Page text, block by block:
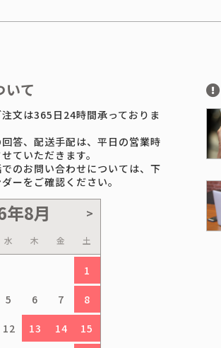
いて
文は365日24時間承っておりま
答、配送手配は、平日の営業時
ていただきます。
のお問い合わせについては、下
ーをご確認ください。
水 木 金 土
1
5 6 7 8
12 13 14 15